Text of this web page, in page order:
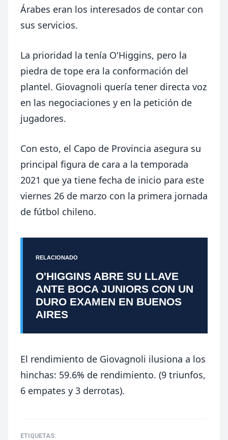
Árabes eran los interesados de contar con
sus servicios.
La prioridad la tenía O'Higgins, pero la
piedra de tope era la conformación del
plantel. Giovagnoli quería tener directa voz
en las negociaciones y en la petición de
jugadores.
Con esto, el Capo de Provincia asegura su
principal figura de cara a la temporada
2021 que ya tiene fecha de inicio para este
viernes 26 de marzo con la primera jornada
de fútbol chileno.
RELACIONADO
O'HIGGINS ABRE SU LLAVE
ANTE BOCA JUNIORS CON UN
DURO EXAMEN EN BUENOS
AIRES
El rendimiento de Giovagnoli ilusiona a los
hinchas: 59.6% de rendimiento. (9 triunfos,
6 empates y 3 derrotas).
ETIQUETAS: